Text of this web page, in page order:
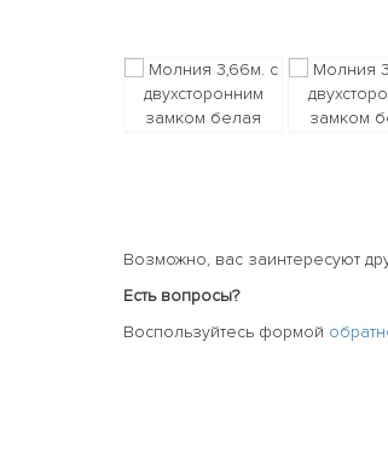
Возможно, вас заинтересуют
Есть вопросы?
Воспользуйтесь формой